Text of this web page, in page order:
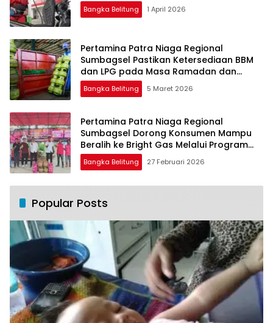
Bangka Belitung 1 April 2026
Pertamina Patra Niaga Regional
Sumbagsel Pastikan Ketersediaan BBM
dan LPG pada Masa Ramadan dan
Menjelang Idulfitri
Bangka Belitung 5 Maret 2026
Pertamina Patra Niaga Regional
Sumbagsel Dorong Konsumen Mampu
Beralih ke Bright Gas Melalui Program
Trade In di Belitung Timur
Bangka Belitung 27 Februari 2026
Popular Posts